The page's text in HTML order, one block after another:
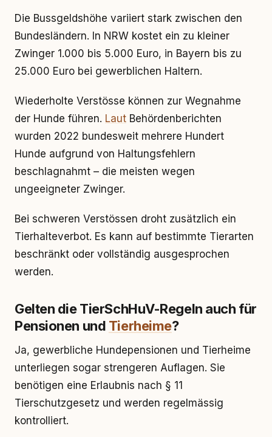
Die Bussgeldshöhe variiert stark zwischen den
Bundesländern. In NRW kostet ein zu kleiner
Zwinger 1.000 bis 5.000 Euro, in Bayern bis zu
25.000 Euro bei gewerblichen Haltern.
Wiederholte Verstösse können zur Wegnahme
der Hunde führen. Laut Behördenberichten
wurden 2022 bundesweit mehrere Hundert
Hunde aufgrund von Haltungsfehlern
beschlagnahmt – die meisten wegen
ungeeigneter Zwinger.
Bei schweren Verstössen droht zusätzlich ein
Tierhalteverbot. Es kann auf bestimmte Tierarten
beschränkt oder vollständig ausgesprochen
werden.
Gelten die TierSchHuV-Regeln auch für
Pensionen und Tierheime?
Ja, gewerbliche Hundepensionen und Tierheime
unterliegen sogar strengeren Auflagen. Sie
benötigen eine Erlaubnis nach § 11
Tierschutzgesetz und werden regelmässig
kontrolliert.